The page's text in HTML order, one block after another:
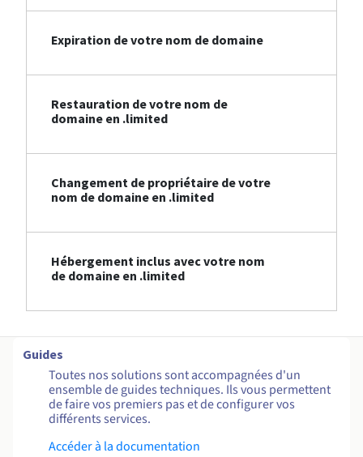
Expiration de votre nom de domaine
Restauration de votre nom de
domaine en .limited
Changement de propriétaire de votre
nom de domaine en .limited
Hébergement inclus avec votre nom
de domaine en .limited
Guides
Toutes nos solutions sont accompagnées d'un
ensemble de guides techniques. Ils vous permettent
de faire vos premiers pas et de configurer vos
différents services.
Accéder à la documentation